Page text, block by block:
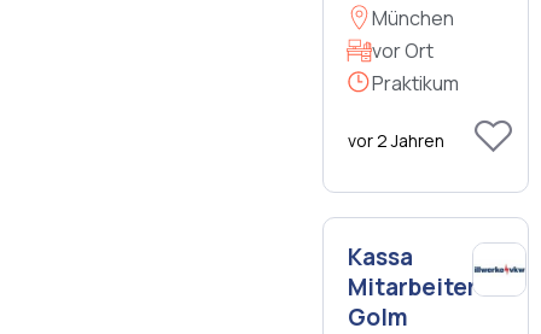
München
vor Ort
Praktikum
vor 2 Jahren
Kassa
Mitarbeiter:in
Golm